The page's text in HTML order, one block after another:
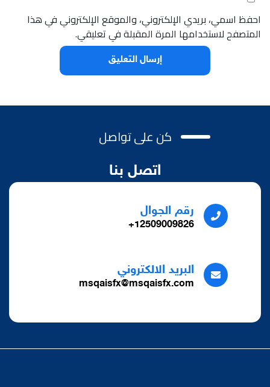
احفظ اسمي، بريدي الإلكتروني، والموقع الإلكتروني في هذا
المتصفح لاستخدامها المرة المقبلة في تعليقي.
كن على تواصل
اتصل بنا
رقم الجوال
12509009826+
البريد الالكتروني
msqaisfx@msqaisfx.com